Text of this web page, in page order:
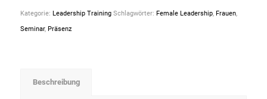
Kategorie: Leadership Training Schlagwörter: Female Leadership, Frauen,
Seminar, Präsenz
Beschreibung